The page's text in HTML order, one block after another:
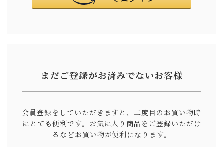
まだご登録がお済みでないお客様
会員登録をしていただきますと、二度目のお買い物時
にとても便利です。 お気に入り商品をご登録いただけ
るなどお買い物が便利になります。